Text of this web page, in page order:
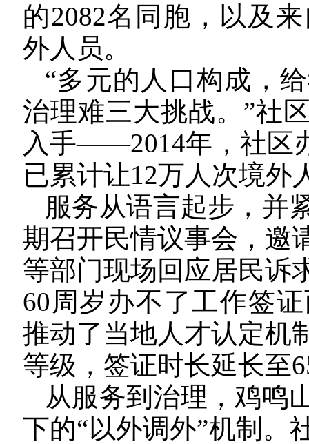
的2082名同胞，以及
外人员。
“多元的人口构成，
治理难三大挑战。”社
入手——2014年，社区
已累计让12万人次境外
服务从语言起步，并
期召开民情议事会，邀
等部门现场回应居民诉
60周岁办不了工作签
推动了当地人才认定
等级，签证时长延长至
从服务到治理，鸡鸣
下的“以外调外”机制。